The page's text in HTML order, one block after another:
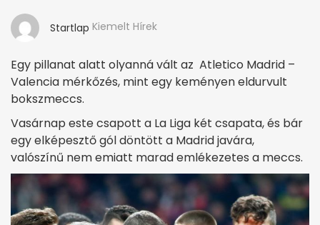
Startlap Kiemelt Hírek
Egy pillanat alatt olyanná vált az Atletico Madrid –
Valencia mérkőzés, mint egy keményen eldurvult
bokszmeccs.
Vasárnap este csapott a La Liga két csapata, és bár
egy elképesztő gól döntött a Madrid javára,
valószínű nem emiatt marad emlékezetes a meccs.